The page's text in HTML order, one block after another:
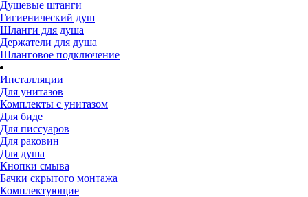
Душевые штанги
Гигиенический душ
Шланги для душа
Держатели для душа
Шланговое подключение
Инсталляции
Для унитазов
Комплекты с унитазом
Для биде
Для писсуаров
Для раковин
Для душа
Кнопки смыва
Бачки скрытого монтажа
Комплектующие